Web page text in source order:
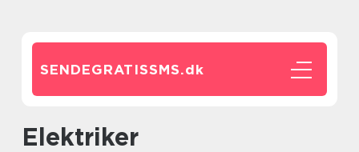
SENDEGRATISSMS.dk
elektriker